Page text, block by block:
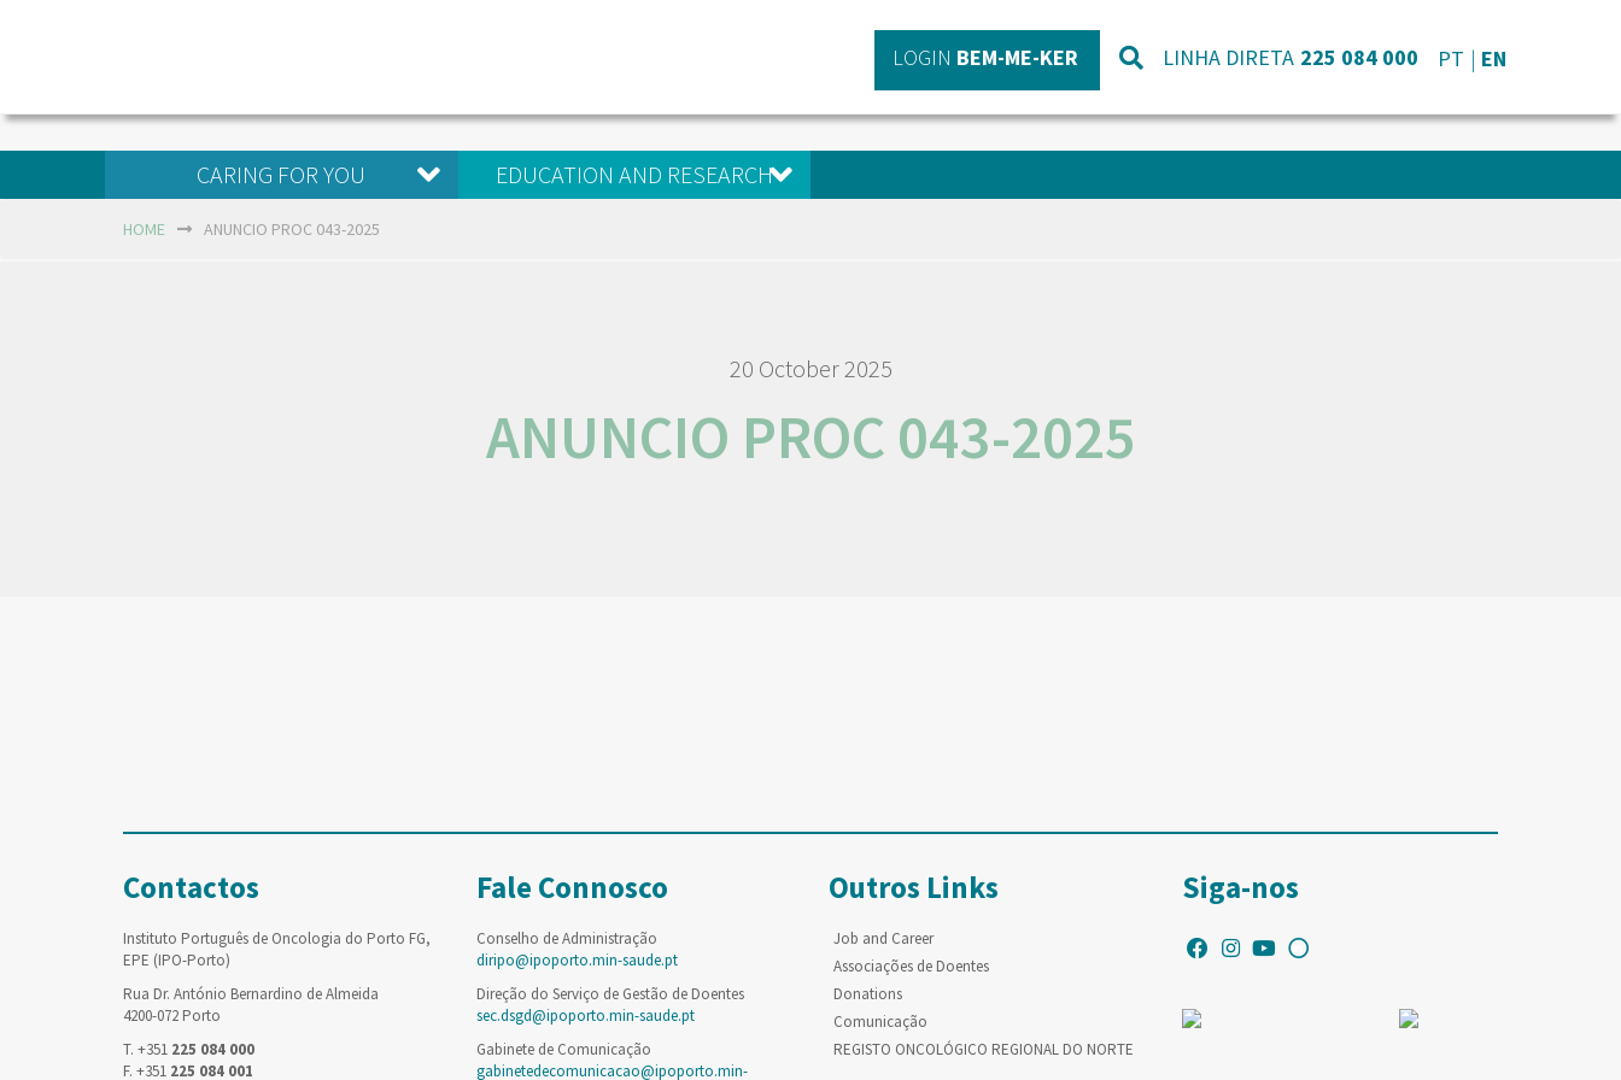
LOGIN BEM-ME-KER LINHA DIRETA 225 084 000 PT EN
CARING FOR YOU EDUCATION AND RESEARCH
HOME ANUNCIO PROC 043-2025
20 October 2025
ANUNCIO PROC 043-2025
Contactos
Instituto Português de Oncologia do Porto FG,
EPE (IPO-Porto)
Rua Dr. António Bernardino de Almeida
4200-072 Porto
T. +351 225 084 000
F. +351 225 084 001
Fale Connosco
Conselho de Administração
diripo@ipoporto.min-saude.pt
Direção do Serviço de Gestão de Doentes
sec.dsgd@ipoporto.min-saude.pt
Gabinete de Comunicação
gabinetedecomunicacao@ipoporto.min-
Outros Links
Job and Career
Associações de Doentes
Donations
Comunicação
REGISTO ONCOLÓGICO REGIONAL DO NORTE
Siga-nos